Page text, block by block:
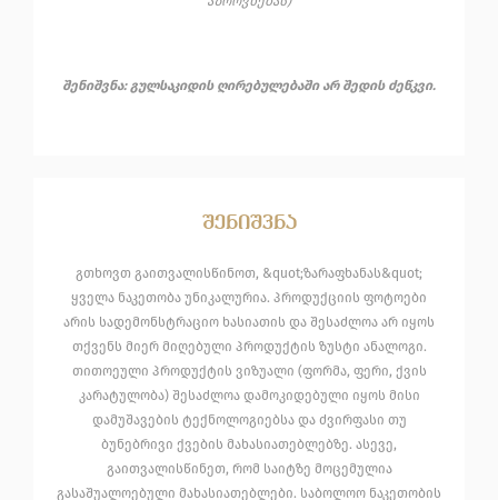
შენიშვნა: გულსაკიდის ღირებულებაში არ შედის ძეწკვი.
შენიშვნა
გთხოვთ გაითვალისწინოთ, &quot;ზარაფხანას&quot;
ყველა ნაკეთობა უნიკალურია. პროდუქციის ფოტოები
არის სადემონსტრაციო ხასიათის და შესაძლოა არ იყოს
თქვენს მიერ მიღებული პროდუქტის ზუსტი ანალოგი.
თითოეული პროდუქტის ვიზუალი (ფორმა, ფერი, ქვის
კარატულობა) შესაძლოა დამოკიდებული იყოს მისი
დამუშავების ტექნოლოგიებსა და ძვირფასი თუ
ბუნებრივი ქვების მახასიათებლებზე. ასევე,
გაითვალისწინეთ, რომ საიტზე მოცემულია
გასაშუალოებული მახასიათებლები. საბოლოო ნაკეთობის